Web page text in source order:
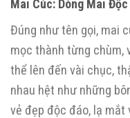
Mai Cúc: Dòng Mai
Đúng như tên gọi, mai
mọc thành từng chùm,
thể lên đến vài chục,
nhau hệt như những
vẻ đẹp độc đáo, lạ mắt